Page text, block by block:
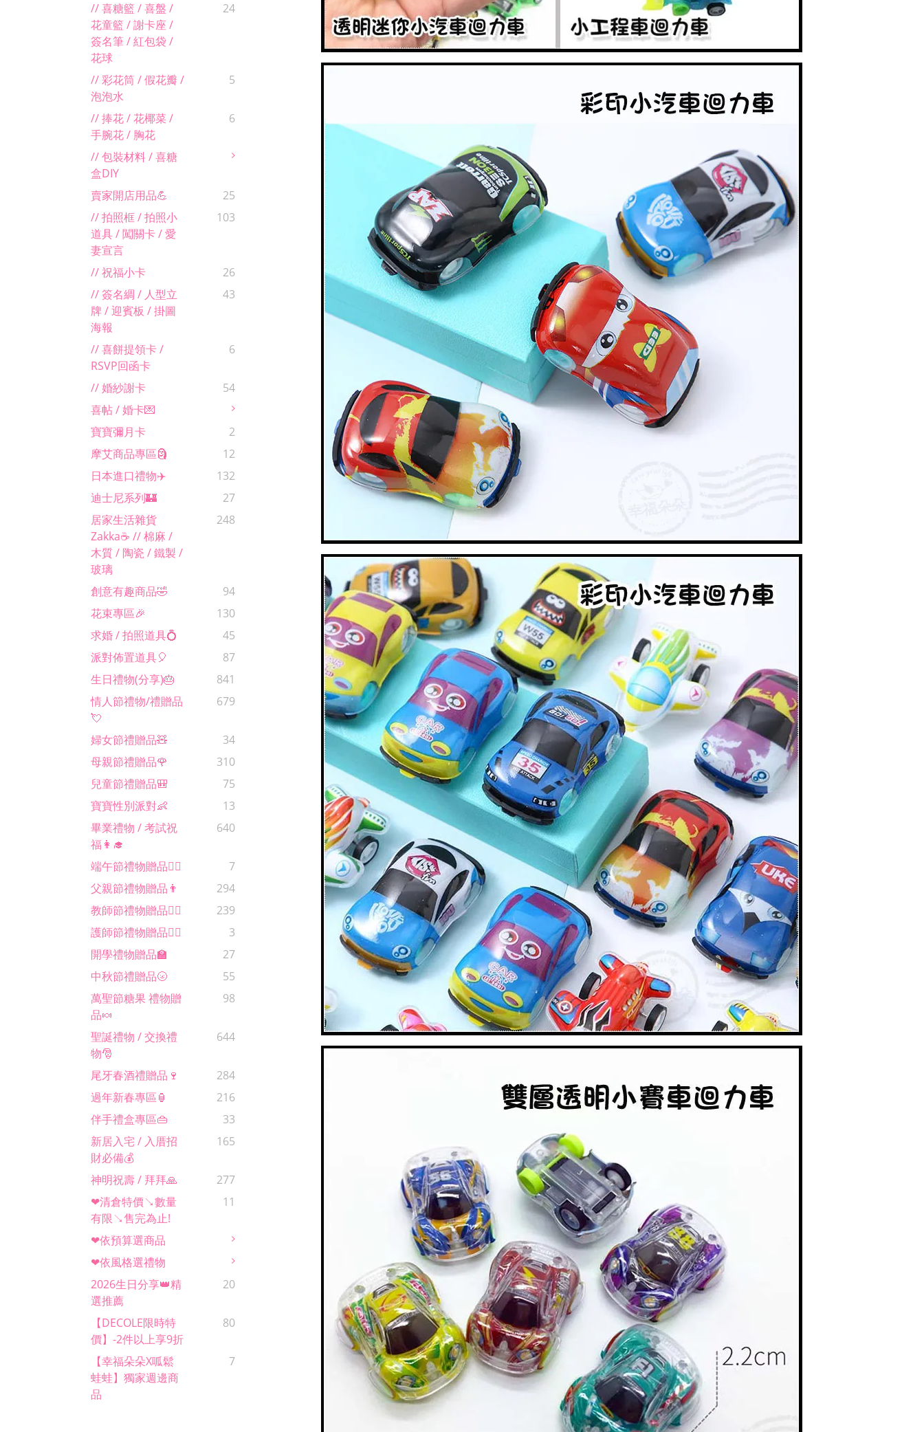
// 喜糖籃 / 喜盤 /
花童籃 / 謝卡座 /
簽名筆 / 紅包袋 /
花球
24
// 彩花筒 / 假花瓣 /
泡泡水
5
// 捧花 / 花椰菜 /
手腕花 / 胸花
6
// 包裝材料 / 喜糖
盒DIY
賣家開店用品💪
25
// 拍照框 / 拍照小
道具 / 闖關卡 / 愛
妻宣言
103
// 祝福小卡
26
// 簽名綢 / 人型立
牌 / 迎賓板 / 掛圖
海報
43
// 喜餅提領卡 /
RSVP回函卡
6
// 婚紗謝卡
54
喜帖 / 婚卡💌
寶寶彌月卡
2
摩艾商品專區🗿
12
日本進口禮物✈️
132
迪士尼系列🏰
27
居家生活雜貨
Zakka☕️ // 棉麻 /
木質 / 陶瓷 / 鐵製 /
玻璃
248
創意有趣商品🤣
94
花束專區🎉
130
求婚 / 拍照道具💍
45
派對佈置道具🎈
87
生日禮物(分享)🎂
841
情人節禮物/禮贈品
💘
679
婦女節禮贈品🧸
34
母親節禮贈品🌹
310
兒童節禮贈品🎒
75
寶寶性別派對👶
13
畢業禮物 / 考試祝
福👩‍🎓
640
端午節禮物贈品🚣‍♂️
7
父親節禮物贈品👨
294
教師節禮物贈品🙋‍♀️
239
護師節禮物贈品🧑‍⚕️
3
開學禮物贈品🏫
27
中秋節禮贈品🌝
55
萬聖節糖果 禮物贈
品🍬
98
聖誕禮物 / 交換禮
物🎅
644
尾牙春酒禮贈品🍷
284
過年新春專區🏮
216
伴手禮盒專區👜
33
新居入宅 / 入厝招
財必備💰
165
神明祝壽 / 拜拜🙏
277
❤清倉特價↘數量
有限↘售完為止!
11
❤依預算選商品
❤依風格選禮物
2026生日分享👑精
選推薦
20
【DECOLE限時特
價】-2件以上享9折
80
【幸福朵朵x呱鬆
蛙蛙】獨家週邊商
品
7